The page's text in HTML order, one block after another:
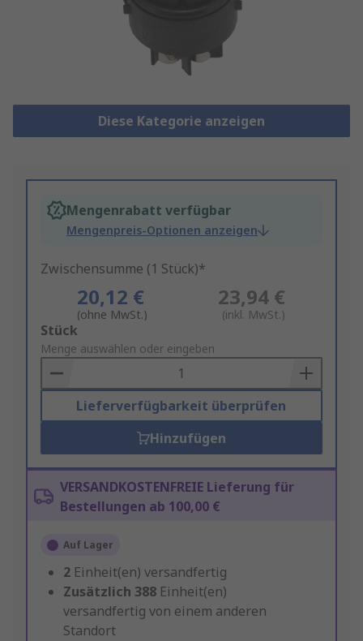
Diese Kategorie anzeigen
Mengenrabatt verfügbar
Mengenpreis-Optionen anzeigen
Zwischensumme (1 Stück)*
20,12 €
(ohne MwSt.)
23,94 €
(inkl. MwSt.)
Add
to
Basket
Stück
Menge auswählen oder eingeben
Lieferverfügbarkeit überprüfen
Hinzufügen
VERSANDKOSTENFREIE Lieferung für
Bestellungen ab 100,00 €
Auf Lager
2 Einheit(en) versandfertig
Zusätzlich 388 Einheit(en)
versandfertig von einem anderen
Standort